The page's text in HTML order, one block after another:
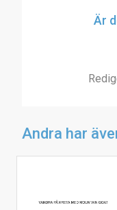
Är
Andra har